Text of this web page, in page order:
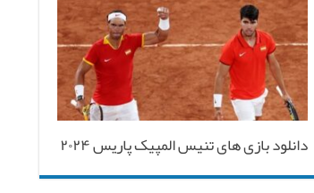
دانلود بازی های تنیس المپیک پاریس ۲۰۲۴